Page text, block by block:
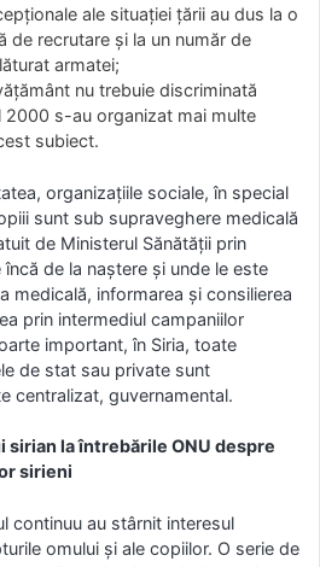
ale situației țării au dus la o
de recrutare și la un număr de
armatei;
nu trebuie discriminată
2000 s-au organizat mai multe
subiect.
organizațiile sociale, în special
sunt sub supraveghere medicală
de Ministerul Sănătății prin
de la naștere și unde le este
medicală, informarea și consilierea
prin intermediul campaniilor
important, în Siria, toate
de stat sau private sunt
centralizat, guvernamental.
sirian la întrebările ONU despre
sirieni
continuu au stârnit interesul
omului și ale copiilor. O serie de